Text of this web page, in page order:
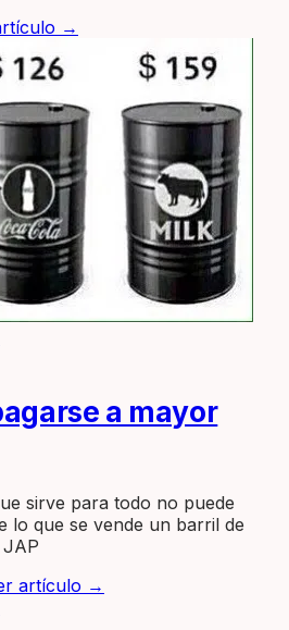
→
a mayor
sirve para todo no puede
lo que se vende un barril de
JAP
artículo →